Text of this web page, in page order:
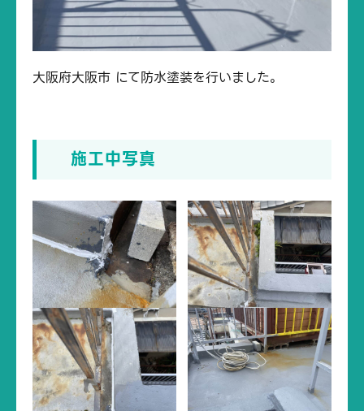
大阪府大阪市 にて防水塗装を行いました。
施工中写真